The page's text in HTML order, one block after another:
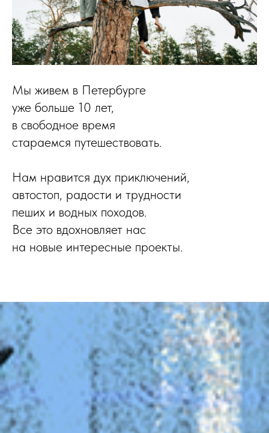
Мы живем в Петербурге
уже больше 10 лет,
в свободное время
стараемся путешествовать.
Нам нравится дух приключений,
автостоп, радости и трудности
пеших и водных походов.
Все это вдохновляет нас
на новые интересные проекты.